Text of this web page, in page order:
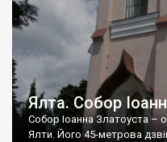
Ялта. Собор
Собор Іоанна Златоуста –
Ялти. Його 45-метрова